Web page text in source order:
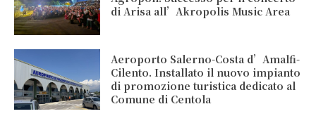
di Arisa all’Akropolis Music Area
Aeroporto Salerno-Costa d’Amalfi-
Cilento. Installato il nuovo impianto
di promozione turistica dedicato al
Comune di Centola